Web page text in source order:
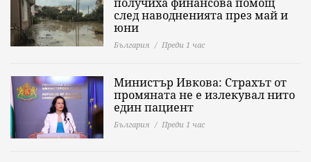
след наводненията през май и
юни
България Преди 1 час
Министър Ивкова: Страхът от
промяната не е излекувал нито
един пациент
България Преди 1 час